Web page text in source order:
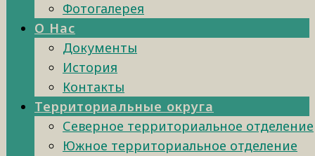
Фотогалерея
О Нас
Документы
История
Контакты
Территориальные округа
Северное территориальное отделение
Южное территориальное отделение